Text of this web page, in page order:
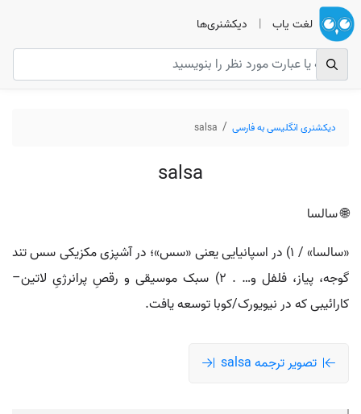
لغت یاب | دیکشنری‌ها
دیکشنری انگلیسی به فارسی salsa
salsa
🌐 سالسا
«سالسا» / ۱) در اسپانیایی یعنی «سس»؛ در آشپزی مکزیکی سس تند
گوجه، پیاز، فلفل و… . ۲) سبک موسیقی و رقصِ پرانرژیِ لاتین–
کارائیبی که در نیویورک/کوبا توسعه یافت.
تصویر ترجمه salsa